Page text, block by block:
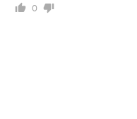
0